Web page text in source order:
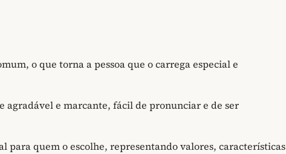
o que torna a pessoa que o carrega especial e
agradável e marcante, fácil de pronunciar e de ser
para quem o escolhe, representando valores, características